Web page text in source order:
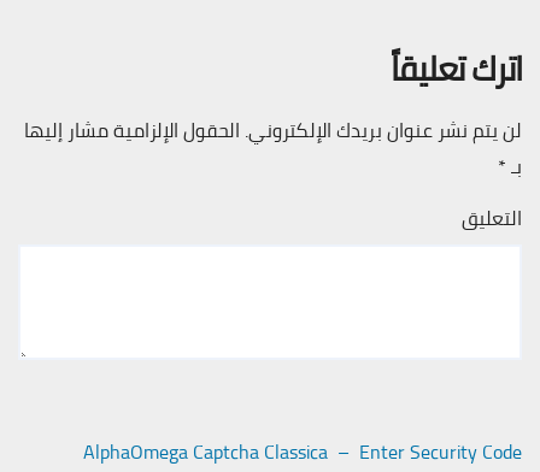
اترك تعليقاً
لن يتم نشر عنوان بريدك الإلكتروني. الحقول الإلزامية مشار إليها
بـ*
التعليق
AlphaOmega Captcha Classica – Enter Security Code